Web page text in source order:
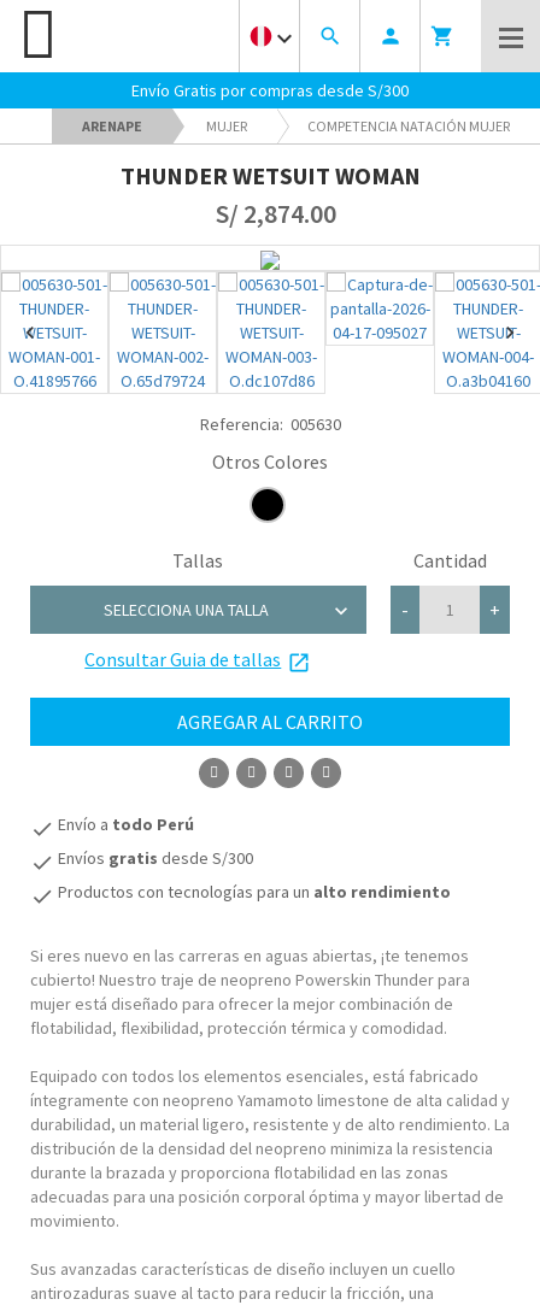
keyboard_arrow_down search person shopping_cart
Envío Gratis por compras desde S/300
ARENAPE MUJER COMPETENCIA NATACIÓN MUJER
THUNDER WETSUIT WOMAN
S/ 2,874.00
chevron_left chevron_right
Referencia: 005630
Si eres nuevo en las carreras en aguas abiertas, ¡te tenemos
cubierto! Nuestro traje de neopreno Powerskin Thunder para
mujer está diseñado para ofrecer la mejor combinación de
flotabilidad, flexibilidad, protección térmica y comodidad.
Equipado con todos los elementos esenciales, está fabricado
íntegramente con neopreno Yamamoto limestone de alta calidad y
durabilidad, un material ligero, resistente y de alto rendimiento. La
distribución de la densidad del neopreno minimiza la resistencia
durante la brazada y proporciona flotabilidad en las zonas
adecuadas para una posición corporal óptima y mayor libertad de
movimiento.
Sus avanzadas características de diseño incluyen un cuello
antirozaduras suave al tacto para reducir la fricción, una
Tallas
SELECCIONA UNA TALLA chevron_right
XS
Consultar Guia de tallas launch
Cantidad
- +
AGREGAR AL CARRITO
COMPRAR
check Envío a todo Perú
check Envíos gratis desde S/300
check Productos con tecnologías para un alto rendimiento